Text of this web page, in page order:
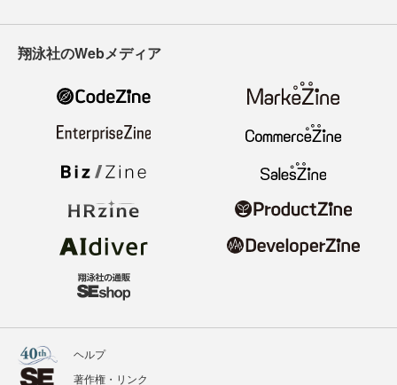
翔泳社のWebメディア
ヘルプ
著作権・リンク